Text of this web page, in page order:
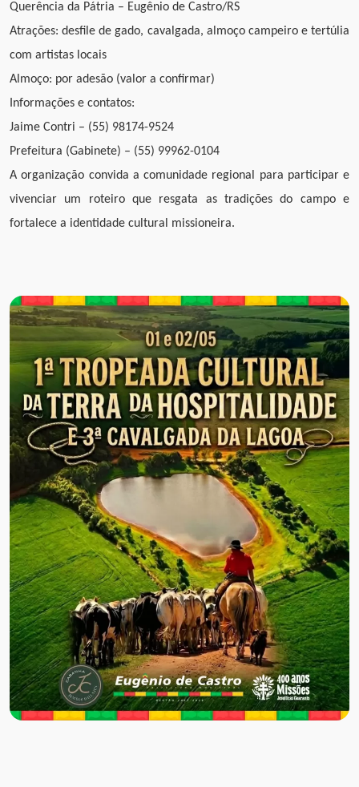
Querência da Pátria – Eugênio de Castro/RS
Atrações: desfile de gado, cavalgada, almoço campeiro e tertúlia
com artistas locais
Almoço: por adesão (valor a confirmar)
Informações e contatos:
Jaime Contri – (55) 98174-9524
Prefeitura (Gabinete) – (55) 99962-0104
A organização convida a comunidade regional para participar e
vivenciar um roteiro que resgata as tradições do campo e
fortalece a identidade cultural missioneira.